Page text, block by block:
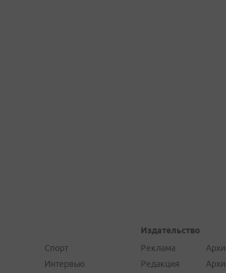
Спорт
Интервью
Издательство
Реклама
Редакция